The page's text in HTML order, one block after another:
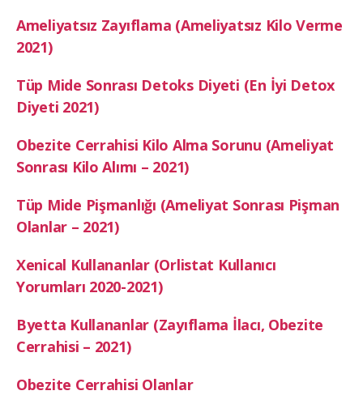
Ameliyatsız Zayıflama (Ameliyatsız Kilo Verme
2021)
Tüp Mide Sonrası Detoks Diyeti (En İyi Detox
Diyeti 2021)
Obezite Cerrahisi Kilo Alma Sorunu (Ameliyat
Sonrası Kilo Alımı – 2021)
Tüp Mide Pişmanlığı (Ameliyat Sonrası Pişman
Olanlar – 2021)
Xenical Kullananlar (Orlistat Kullanıcı
Yorumları 2020-2021)
Byetta Kullananlar (Zayıflama İlacı, Obezite
Cerrahisi – 2021)
Obezite Cerrahisi Olanlar